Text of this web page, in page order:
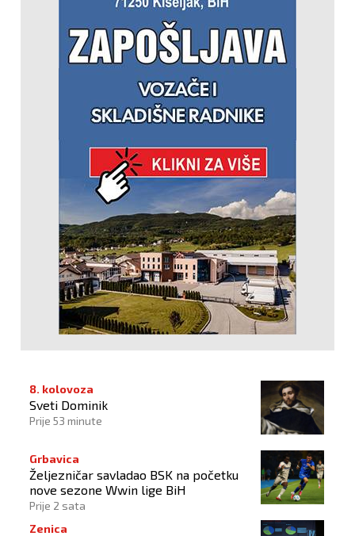
8. kolovoza
Sveti Dominik
Prije 53 minute
Grbavica
Željezničar savladao BSK na početku
nove sezone Wwin lige BiH
Prije 2 sata
Zenica